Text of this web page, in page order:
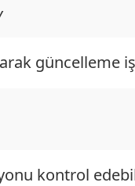
güncelleme
kontrol